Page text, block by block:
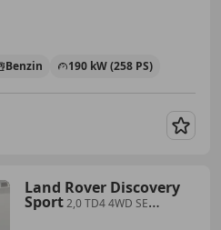
Benzin 190 kW (258 PS)
Land Rover Discovery
Sport2,0 TD4 4WD SE